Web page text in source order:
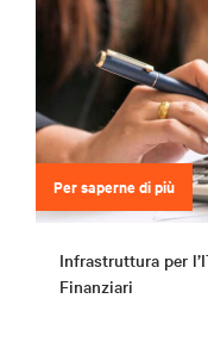
Per saperne di più
Infrastruttura per
Finanziari